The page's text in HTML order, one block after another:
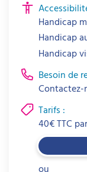
Handicap
Handicap
Handicap
Besoin de
Contactez-
Tarifs :
40€TTC par
ou